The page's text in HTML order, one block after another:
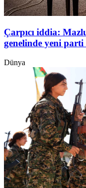
Çarpıcı iddia:
genelinde yeni
Dünya